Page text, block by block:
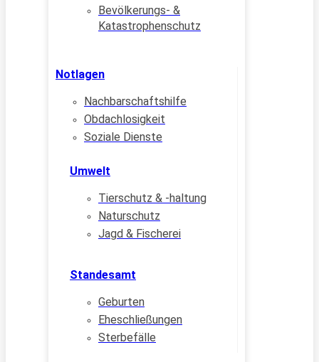
Bevölkerungs- &
Katastrophenschutz
Notlagen
Nachbarschaftshilfe
Obdachlosigkeit
Soziale Dienste
Umwelt
Tierschutz & -haltung
Naturschutz
Jagd & Fischerei
Standesamt
Geburten
Eheschließungen
Sterbefälle